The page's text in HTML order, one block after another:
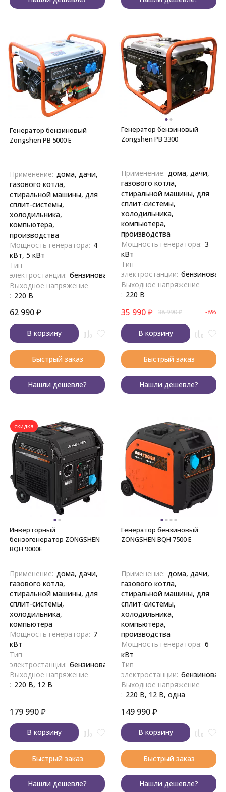
Генератор бензиновый
Zongshen PB 5000 E
Применение: дома, дачи,
газового котла,
стиральной машины, для
сплит-системы,
холодильника,
компьютера,
производства
Мощность генератора: 4
кВт, 5 кВт
Тип
электростанции: бензиновая
Выходное напряжение
: 220 В
62 990₽
В корзину
Быстрый заказ
Нашли дешевле?
Генератор бензиновый
Zongshen PB 3300
Применение: дома, дачи,
газового котла,
стиральной машины, для
сплит-системы,
холодильника,
компьютера,
производства
Мощность генератора: 3
кВт
Тип
электростанции: бензиновая
Выходное напряжение
: 220 В
35 990₽ 38 990₽ -8%
В корзину
Быстрый заказ
Нашли дешевле?
скидка
Инверторный
бензогенератор ZONGSHEN
BQH 9000E
Применение: дома, дачи,
газового котла,
стиральной машины, для
сплит-системы,
холодильника,
компьютера
Мощность генератора: 7
кВт
Тип
электростанции: бензиновая
Выходное напряжение
: 220 В, 12 В
179 990₽
В корзину
Быстрый заказ
Нашли дешевле?
Генератор бензиновый
ZONGSHEN BQH 7500 E
Применение: дома, дачи,
газового котла,
стиральной машины, для
сплит-системы,
холодильника,
компьютера,
производства
Мощность генератора: 6
кВт
Тип
электростанции: бензиновая
Выходное напряжение
: 220 В, 12 В, одна
149 990₽
В корзину
Быстрый заказ
Нашли дешевле?